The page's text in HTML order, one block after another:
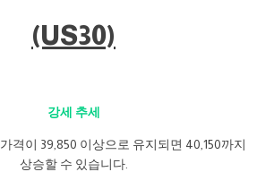
(US30)
강세 추세
가격이 39,850 이상으로 유지되면 40,150까지
상승할 수 있습니다.